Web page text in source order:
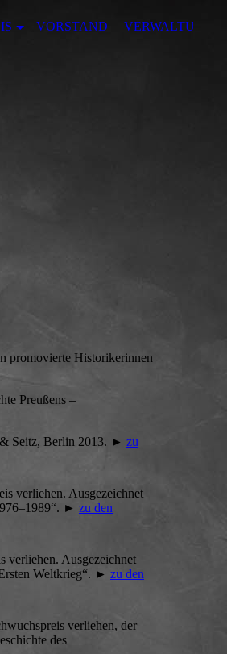
VORSTAND VERWALTUNG
promovierte Historikerinnen
Preußens –
& Seitz, Berlin 2013. ► zu
verliehen. Ausgezeichnet
► zu den
verliehen. Ausgezeichnet
Weltkrieg“. ► zu den
verliehen, der
des